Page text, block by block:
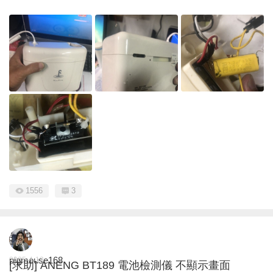
1556 3
pigmouse168
2025-4-13
[求助] ANENG BT189 電池檢測儀 不顯示畫面